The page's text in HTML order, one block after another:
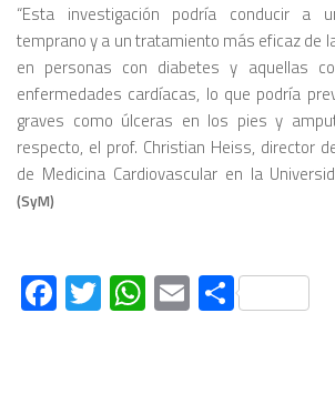
“Esta investigación podría conducir a
temprano y a un tratamiento más eficaz de
en personas con diabetes y aquellas
enfermedades cardíacas, lo que podría
graves como úlceras en los pies y
respecto, el prof. Christian Heiss, director
de Medicina Cardiovascular en la
(SyM)
Facebook
Twitter
WhatsApp
Email